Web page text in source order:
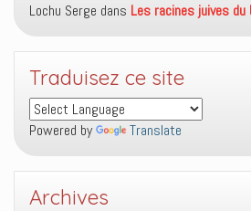
Lochu Serge dans Les racines juives du
Traduisez ce site
Powered by Translate
Archives